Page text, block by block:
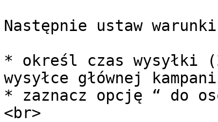
Następnie ustaw
* określ czas wysyłki
wysyłce głównej
* zaznacz opcję “ do
<br>